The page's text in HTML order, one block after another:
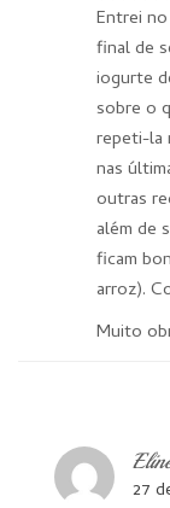
Entrei
final de
iogurte
sobre o
repeti-la
nas
outras
além de
ficam
arroz).
Muito
27